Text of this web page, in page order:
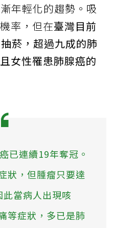
年輕化的趨勢。吸
率，但在臺灣目前
菸，超過九成的肺
女性罹患肺腺癌的
已連續19年奪冠。
狀，但腫瘤只要達
當病人出現咳
等症狀，多已是肺